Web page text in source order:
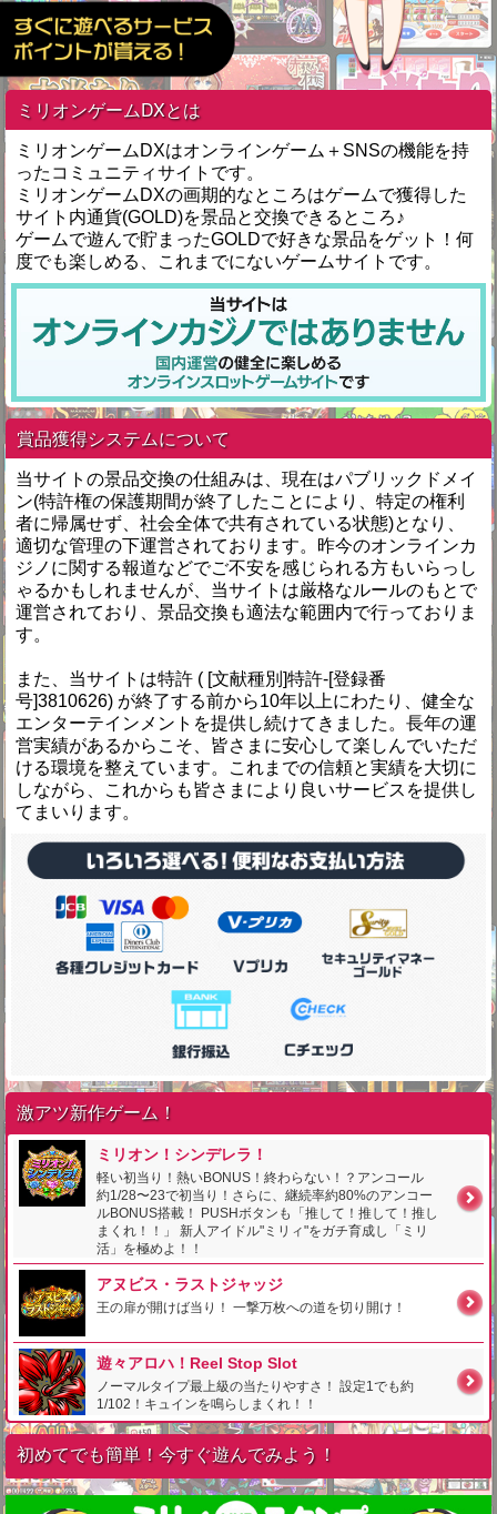
ミリオンゲームDXとは
ミリオンゲームDXはオンラインゲーム＋SNSの機能を持
ったコミュニティサイトです。
ミリオンゲームDXの画期的なところはゲームで獲得した
サイト内通貨(GOLD)を景品と交換できるところ♪
ゲームで遊んで貯まったGOLDで好きな景品をゲット！何
度でも楽しめる、これまでにないゲームサイトです。
賞品獲得システムについて
当サイトの景品交換の仕組みは、現在はパブリックドメイ
ン(特許権の保護期間が終了したことにより、特定の権利
者に帰属せず、社会全体で共有されている状態)となり、
適切な管理の下運営されております。昨今のオンラインカ
ジノに関する報道などでご不安を感じられる方もいらっし
ゃるかもしれませんが、当サイトは厳格なルールのもとで
運営されており、景品交換も適法な範囲内で行っておりま
す。
また、当サイトは特許 ( [文献種別]特許-[登録番
号]3810626) が終了する前から10年以上にわたり、健全な
エンターテインメントを提供し続けてきました。長年の運
営実績があるからこそ、皆さまに安心して楽しんでいただ
ける環境を整えています。これまでの信頼と実績を大切に
しながら、これからも皆さまにより良いサービスを提供し
てまいります。
激アツ新作ゲーム！
ミリオン！シンデレラ！
軽い初当り！熱いBONUS！終わらない！？アンコール
約1/28〜23で初当り！さらに、継続率約80%のアンコー
ルBONUS搭載！ PUSHボタンも「推して！推して！推し
まくれ！！」 新人アイドル"ミリィ"をガチ育成し「ミリ
活」を極めよ！！
アヌビス・ラストジャッジ
王の扉が開けば当り！ 一撃万枚への道を切り開け！
遊々アロハ！Reel Stop Slot
ノーマルタイプ最上級の当たりやすさ！ 設定1でも約
1/102！キュインを鳴らしまくれ！！
初めてでも簡単！今すぐ遊んでみよう！